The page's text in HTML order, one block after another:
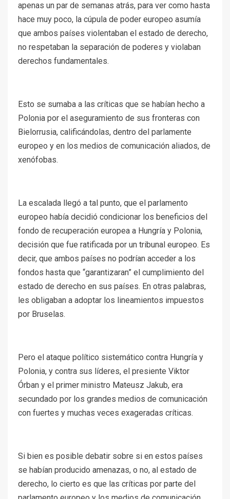
apenas un par de semanas atrás, para ver como hasta
hace muy poco, la cúpula de poder europeo asumía
que ambos países violentaban el estado de derecho,
no respetaban la separación de poderes y violaban
derechos fundamentales.
Esto se sumaba a las críticas que se habían hecho a
Polonia por el aseguramiento de sus fronteras con
Bielorrusia, calificándolas, dentro del parlamente
europeo y en los medios de comunicación aliados, de
xenófobas.
La escalada llegó a tal punto, que el parlamento
europeo había decidió condicionar los beneficios del
fondo de recuperación europea a Hungría y Polonia,
decisión que fue ratificada por un tribunal europeo. Es
decir, que ambos países no podrían acceder a los
fondos hasta que “garantizaran” el cumplimiento del
estado de derecho en sus países. En otras palabras,
les obligaban a adoptar los lineamientos impuestos
por Bruselas.
Pero el ataque político sistemático contra Hungría y
Polonia, y contra sus líderes, el presiente Viktor
Órban y el primer ministro Mateusz Jakub, era
secundado por los grandes medios de comunicación
con fuertes y muchas veces exageradas críticas.
Si bien es posible debatir sobre si en estos países
se habían producido amenazas, o no, al estado de
derecho, lo cierto es que las críticas por parte del